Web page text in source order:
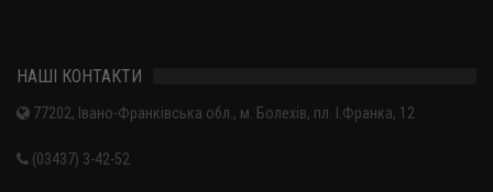
НАШІ КОНТАКТИ
77202, Івано-Франківська обл., м. Болехів, пл. І.Франка, 12
(03437) 3-42-52